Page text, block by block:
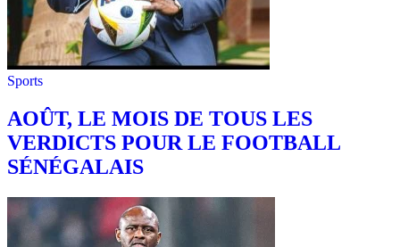
Sports
AOÛT, LE MOIS DE TOUS LES
VERDICTS POUR LE FOOTBALL
SÉNÉGALAIS